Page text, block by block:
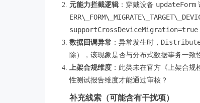
元能力拦截逻辑 ：穿戴设备 updateForm
supportCrossDeviceMigration=true
数据回调异常 ：异常发生时，
除），该现象是否与分布式数据事务一致
上架合规维度 ：此类未在官方《上架合
性测试报告维度才能通过审核？
补充线索（可能含有干扰项）